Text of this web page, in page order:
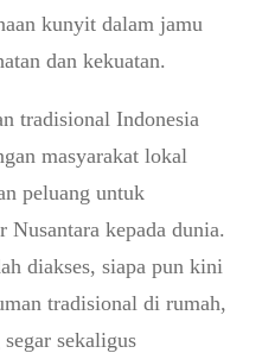
kunyit dalam jamu
dan kekuatan.
tradisional Indonesia
masyarakat lokal
peluang untuk
Nusantara kepada dunia.
diakses, siapa pun kini
tradisional di rumah,
sekaligus